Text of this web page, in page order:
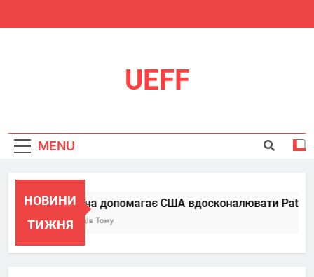
UEFF
MENU
НОВИНИ
ТИЖНЯ
Україна допомагає США вдосконалювати Patriot,
6 Місяців Тому